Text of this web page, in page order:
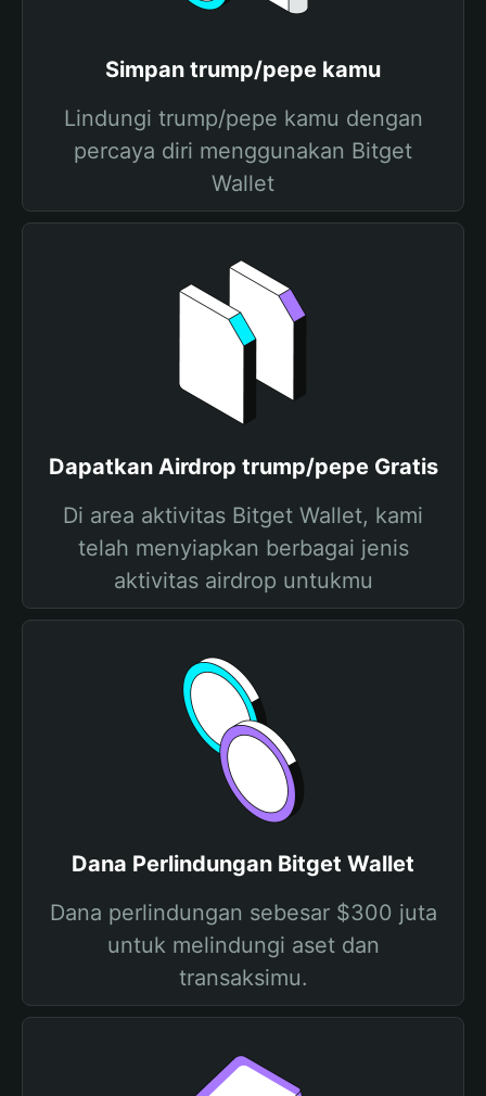
Simpan trump/pepe kamu
Lindungi trump/pepe kamu dengan
percaya diri menggunakan Bitget
Wallet
Dapatkan Airdrop trump/pepe Gratis
Di area aktivitas Bitget Wallet, kami
telah menyiapkan berbagai jenis
aktivitas airdrop untukmu
Dana Perlindungan Bitget Wallet
Dana perlindungan sebesar $300 juta
untuk melindungi aset dan
transaksimu.